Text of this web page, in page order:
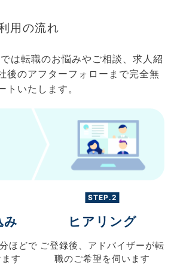
用の流れ
は転職のお悩みやご相談、求人紹
後のアフターフォローまで完全無
トいたします。
み
ほどで
す
STEP.2
ヒアリング
ご登録後、 アドバイザーが転
職のご希望を伺います